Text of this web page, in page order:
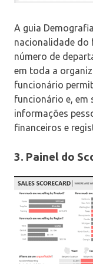
A guia
nacionalidade do
número de
em toda a
funcionário
funcionário e, em
informações
financeiros e
3. Painel do